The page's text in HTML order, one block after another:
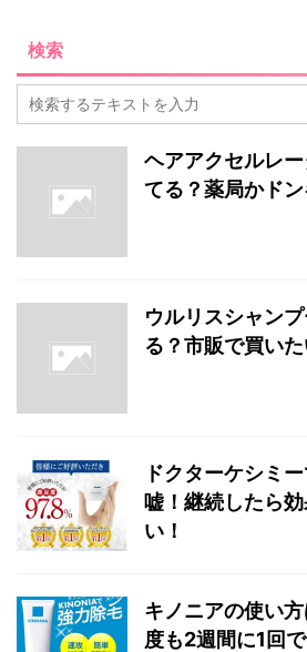
検索
ヘアアクセルレ
てる？薬局かド
ウルリスシャン
る？市販で買い
ドクターケシミ
嘘！継続したら
い！
キノニアの使い
度も2週間に1回